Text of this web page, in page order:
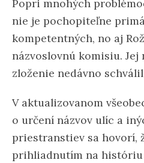
Popri mnohých
nie je pochopiteľne
kompetentných, no aj
názvoslovnú komisiu. Jej
zloženie nedávno
V aktualizovanom
o určení názvov ulíc a
priestranstiev sa hovorí,
prihliadnutím na históriu